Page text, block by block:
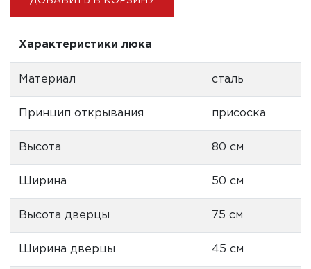
Характеристики люка
Материал сталь
Принцип открывания присоска
Высота 80 см
Ширина 50 см
Высота дверцы 75 см
Ширина дверцы 45 см